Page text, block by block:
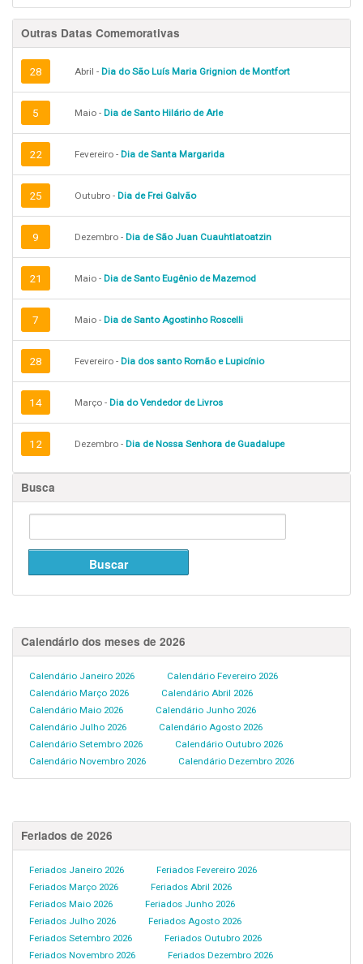
Outras Datas Comemorativas
28 Abril - Dia do São Luís Maria Grignion de Montfort
5 Maio - Dia de Santo Hilário de Arle
22 Fevereiro - Dia de Santa Margarida
25 Outubro - Dia de Frei Galvão
9 Dezembro - Dia de São Juan Cuauhtlatoatzin
21 Maio - Dia de Santo Eugênio de Mazemod
7 Maio - Dia de Santo Agostinho Roscelli
28 Fevereiro - Dia dos santo Romão e Lupicínio
14 Março - Dia do Vendedor de Livros
12 Dezembro - Dia de Nossa Senhora de Guadalupe
Busca
Calendário dos meses de 2026
Calendário Janeiro 2026
Calendário Fevereiro 2026
Calendário Março 2026
Calendário Abril 2026
Calendário Maio 2026
Calendário Junho 2026
Calendário Julho 2026
Calendário Agosto 2026
Calendário Setembro 2026
Calendário Outubro 2026
Calendário Novembro 2026
Calendário Dezembro 2026
Feriados de 2026
Feriados Janeiro 2026
Feriados Fevereiro 2026
Feriados Março 2026
Feriados Abril 2026
Feriados Maio 2026
Feriados Junho 2026
Feriados Julho 2026
Feriados Agosto 2026
Feriados Setembro 2026
Feriados Outubro 2026
Feriados Novembro 2026
Feriados Dezembro 2026